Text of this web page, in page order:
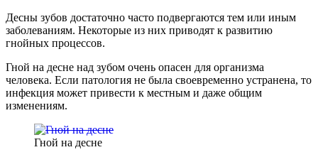
Десны зубов достаточно часто подвергаются тем или иным
заболеваниям. Некоторые из них приводят к развитию
гнойных процессов.
Гной на десне над зубом очень опасен для организма
человека. Если патология не была своевременно устранена, то
инфекция может привести к местным и даже общим
изменениям.
Гной на десне